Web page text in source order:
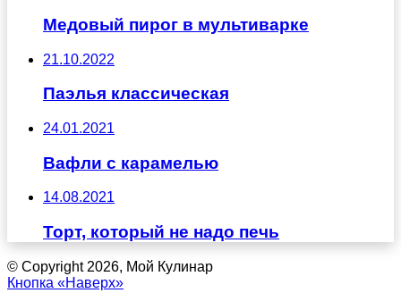
Медовый пирог в мультиварке
21.10.2022
Паэлья классическая
24.01.2021
Вафли с карамелью
14.08.2021
Торт, который не надо печь
© Copyright 2026, Мой Кулинар
Кнопка «Наверх»